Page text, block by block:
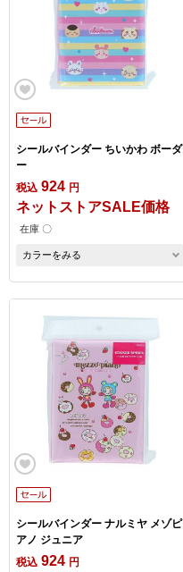
シールバインダー ちいかわ ボーダ
ー
税込 924 円
ネットストアSALE価格
在庫 〇
カラーをみる
シールバインダー ナルミヤ メゾピ
アノ ジュニア
税込 924 円